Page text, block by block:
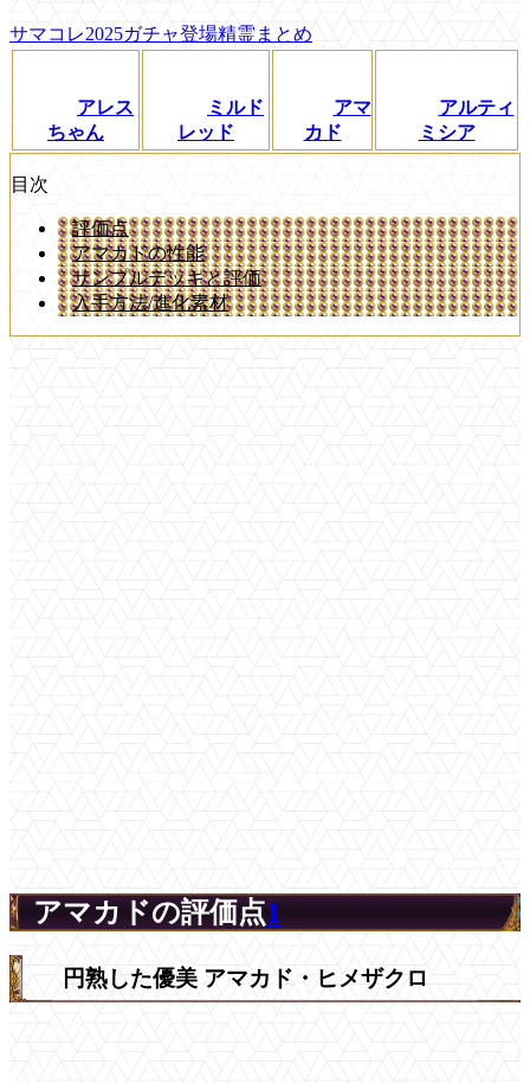
サマコレ2025ガチャ登場精霊まとめ
アレス
ちゃん
ミルド
レッド
アマ
カド
アルティ
ミシア
目次
評価点
アマカドの性能
サンプルデッキと評価
入手方法/進化素材
アマカドの評価点1
円熟した優美 アマカド・ヒメザクロ